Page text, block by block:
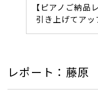
【ピアノご納
引き上げてア
レポート：藤原